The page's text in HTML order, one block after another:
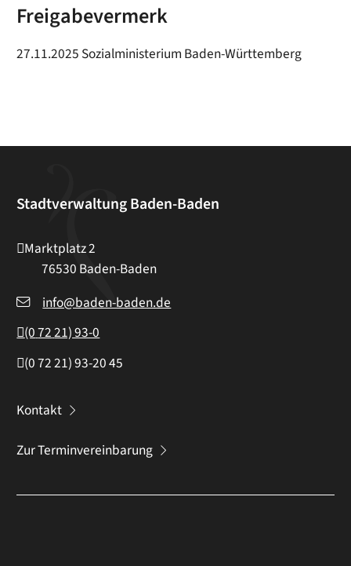
Freigabevermerk
27.11.2025 Sozialministerium Baden-Württemberg
Stadtverwaltung Baden-Baden
Marktplatz 2
76530 Baden-Baden
info@baden-baden.de
(07221) 93-0
(07221) 93-2045
Kontakt
Zur Terminvereinbarung